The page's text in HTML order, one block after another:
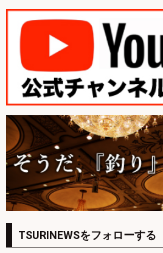
TSURINEWSをフォローする